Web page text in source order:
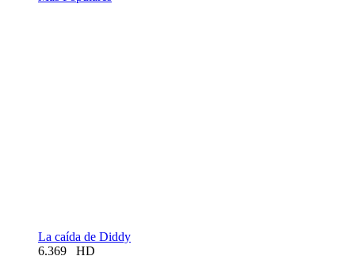
La caída de Diddy
6.369
HD